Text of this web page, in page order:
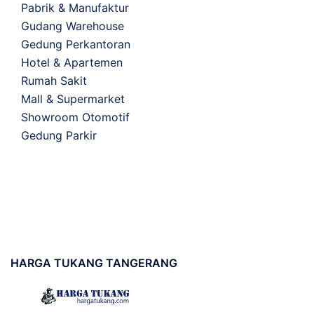
Pabrik & Manufaktur
Gudang Warehouse
Gedung Perkantoran
Hotel & Apartemen
Rumah Sakit
Mall & Supermarket
Showroom Otomotif
Gedung Parkir
HARGA TUKANG TANGERANG